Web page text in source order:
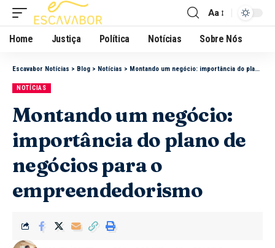
Aa
Home Justiça Política Notícias Sobre Nós
Escavabor Notícias > Blog > Notícias > Montando um negócio: importância do plano de negócios para o empreendedorismo
NOTÍCIAS
Montando um negócio:
importância do plano de
negócios para o
empreendedorismo